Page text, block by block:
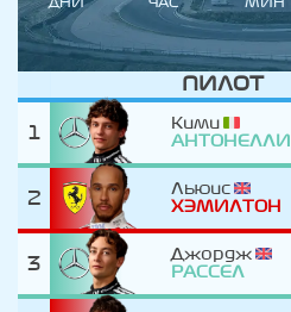
ПИЛОТ
1
Кими
АНТОНЕЛЛИ
2
Льюис
ХЭМИЛТОН
3
Джордж
РАССЕЛ